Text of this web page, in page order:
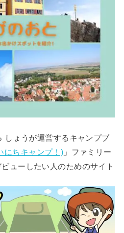
ょうが運営するキャンプブ
にちキャンプ！) 」ファミリー
ューしたい人のためのサイト